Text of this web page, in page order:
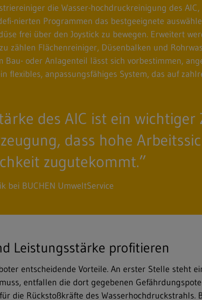
die Wasser-hochdruckreinigung des
nierten Programmen das bestgeeignete
frei über den Joystick zu bewegen. Erweitert
zählen Flächenreiniger, Düsenbalken und
Bau- oder Anlagenteil lässt sich vorbestimmen,
flexibles, anpassungsfähiges System, das auf
des AIC ist ein
dass hohe
zugutekommt.”
bei BUCHEN UmweltService
Leistungsstärke profitieren
entscheidende Vorteile. An erster Stelle steht
entfallen die dort gegebenen
die Rückstoß­kräfte des